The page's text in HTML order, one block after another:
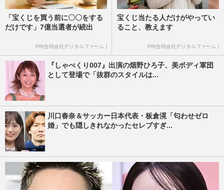
「宝くじを買う前に〇〇をする
だけです」7億当選者が続出
PR(合同会社デジタルファーム )
宝くじ当たる人だけがやってい
ること、教えます
PR(合同会社デジタルファーム )
『しゃべくり007』出演の畑野ひろ子、美ボディ軍団
として登場で「抜群のスタイルは...
川口春奈＆サッカー日本代表・板倉滉「匂わせゼロ
婚」でも隠しきれなかったセレブすぎ...